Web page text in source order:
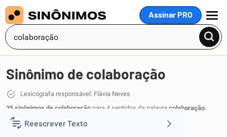
Assinar PRO
MENU
Reescrever Texto
Sinônimo de colaboração
Lexicógrafa responsável: Flávia Neves
25 sinônimos de colaboração para 4 sentidos da palavra colaboração:
Trabalho em comum feito por várias pessoas: